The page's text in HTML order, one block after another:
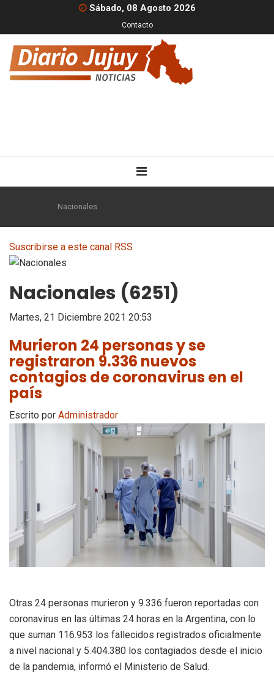
Sábado, 08 Agosto 2026
Contacto
Nacionales
Suscribirse a este canal RSS
Nacionales (6251)
Martes, 21 Diciembre 2021 20:53
Murieron 24 personas y se
registraron 9.336 nuevos
contagios de coronavirus en el
país
Escrito por Administrador
Otras 24 personas murieron y 9.336 fueron reportadas con
coronavirus en las últimas 24 horas en la Argentina, con lo
que suman 116.953 los fallecidos registrados oficialmente
a nivel nacional y 5.404.380 los contagiados desde el inicio
de la pandemia, informó el Ministerio de Salud.